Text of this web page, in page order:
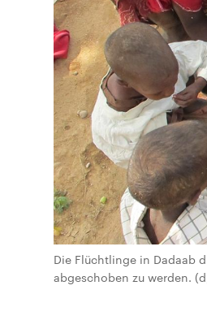
Die Flüchtlinge in Dadaab
abgeschoben zu werden.